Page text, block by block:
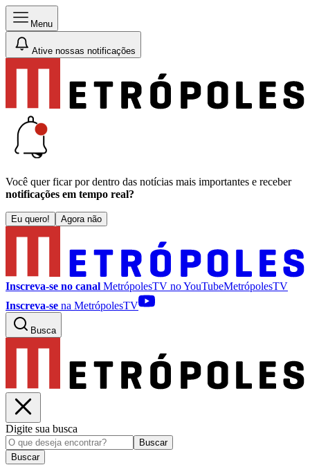
Menu
Ative nossas notificações
Você quer ficar por dentro das notícias mais importantes e receber
notificações em tempo real?
Eu quero! Agora não
Inscreva-se no canal MetrópolesTV noYouTubeMetrópolesTV
Inscreva-se na MetrópolesTV
Busca
Digite sua busca
Buscar
Buscar